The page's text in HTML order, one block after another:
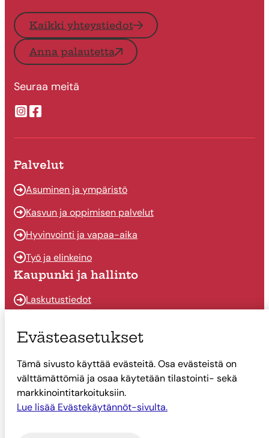
Kaikki yhteystiedot
Anna palautetta
Seuraa meitä
Suonenjoen kaupungin Instragram
Suonenjoen kaupungin Facebook
Palvelut
Asuminen ja ympäristö
Kasvun ja oppimisen palvelut
Hyvinvointi ja vapaa-aika
Työ ja elinkeino
Kaupunki ja hallinto
Laskutustiedot
Päätöksenteko
Talous
Yhteystiedot
Tietoa Suonenjoesta
Evästeasetukset
Tämä sivusto käyttää evästeitä. Osa evästeistä on
välttämättömiä ja osaa käytetään tilastointi- sekä
markkinointitarkoituksiin.
Lue lisää Evästekäytännöt-sivulta.